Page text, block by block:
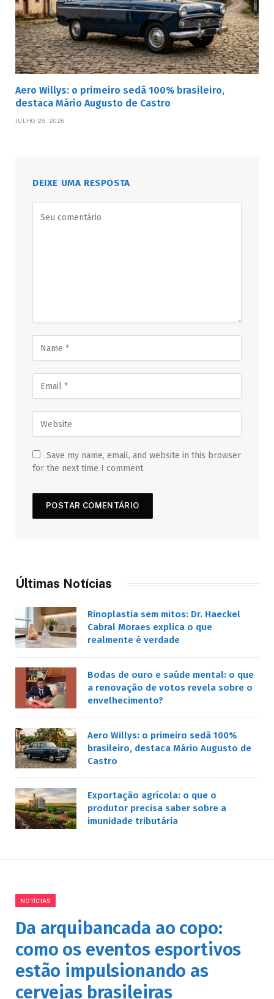
Aero Willys: o primeiro sedã 100% brasileiro,
destaca Mário Augusto de Castro
JULHO 28, 2026
DEIXE UMA RESPOSTA
Save my name, email, and website in this browser
for the next time I comment.
Últimas Notícias
Rinoplastia sem mitos: Dr. Haeckel
Cabral Moraes explica o que
realmente é verdade
Bodas de ouro e saúde mental: o que
a renovação de votos revela sobre o
envelhecimento?
Aero Willys: o primeiro sedã 100%
brasileiro, destaca Mário Augusto de
Castro
Exportação agrícola: o que o
produtor precisa saber sobre a
imunidade tributária
NOTÍCIAS
Da arquibancada ao copo:
como os eventos esportivos
estão impulsionando as
cervejas brasileiras